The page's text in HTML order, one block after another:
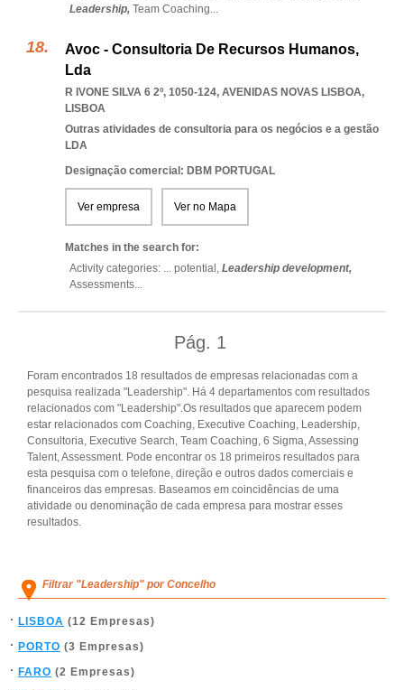
Leadership, Team Coaching...
Avoc - Consultoria De Recursos Humanos,
Lda
R IVONE SILVA 6 2º, 1050-124, AVENIDAS NOVAS LISBOA,
LISBOA
Outras atividades de consultoria para os negócios e a gestão
LDA
Designação comercial: DBM PORTUGAL
Ver empresa Ver no Mapa
Matches in the search for:
Activity categories: ... potential, Leadership development,
Assessments...
Pág. 1
Foram encontrados 18 resultados de empresas relacionadas com a
pesquisa realizada "Leadership". Há 4 departamentos com resultados
relacionados com "Leadership".Os resultados que aparecem podem
estar relacionados com Coaching, Executive Coaching, Leadership,
Consultoria, Executive Search, Team Coaching, 6 Sigma, Assessing
Talent, Assessment. Pode encontrar os 18 primeiros resultados para
esta pesquisa com o telefone, direção e outros dados comerciais e
financeiros das empresas. Baseamos em coincidências de uma
atividade ou denominação de cada empresa para mostrar esses
resultados.
Filtrar "Leadership" por Concelho
LISBOA (12 Empresas)
PORTO (3 Empresas)
FARO (2 Empresas)